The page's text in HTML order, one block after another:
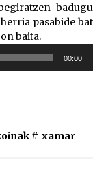
bertso-saioa
badugu
pasabide bat
baita.
00:00
# xamar